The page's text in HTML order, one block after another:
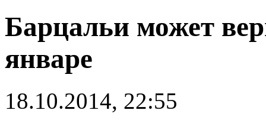
Барцальи может
январе
18.10.2014, 22:55